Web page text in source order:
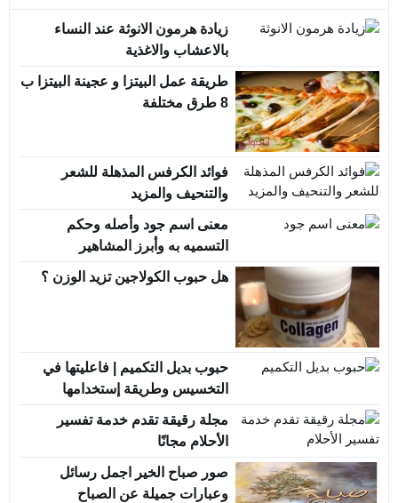
زيادة هرمون الانوثة عند النساء
بالاعشاب والاغذية
طريقة عمل البيتزا و عجينة البيتزا ب
8 طرق مختلفة
فوائد الكرفس المذهلة للشعر
والتنحيف والمزيد
معنى اسم جود وأصله وحكم
التسميه به وأبرز المشاهير
هل حبوب الكولاجين تزيد الوزن ؟
حبوب بديل التكميم | فاعليتها في
التخسيس وطريقة إستخدامها
مجلة رقيقة تقدم خدمة تفسير
الأحلام مجانًا
صور صباح الخير اجمل رسائل
وعبارات جميلة عن الصباح